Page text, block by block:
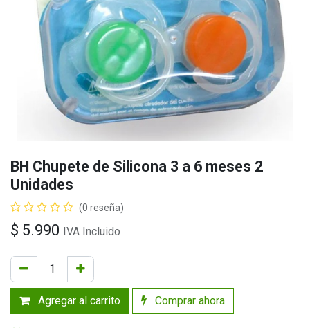
BH Chupete de Silicona 3 a 6 meses 2
Unidades
(0 reseña)
$ 5.990 IVA Incluido
Agregar al carrito Comprar ahora